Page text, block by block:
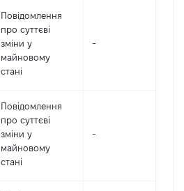
Повідомлення
про суттєві
зміни y
майновому
стані
-
Повідомлення
про суттєві
зміни y
майновому
стані
-